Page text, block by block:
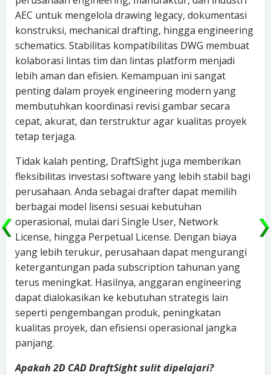
AEC untuk mengelola drawing legacy, dokumentasi
konstruksi, mechanical drafting, hingga engineering
schematics. Stabilitas kompatibilitas DWG membuat
kolaborasi lintas tim dan lintas platform menjadi
lebih aman dan efisien. Kemampuan ini sangat
penting dalam proyek engineering modern yang
membutuhkan koordinasi revisi gambar secara
cepat, akurat, dan terstruktur agar kualitas proyek
tetap terjaga.
Tidak kalah penting, DraftSight juga memberikan
fleksibilitas investasi software yang lebih stabil bagi
perusahaan. Anda sebagai drafter dapat memilih
berbagai model lisensi sesuai kebutuhan
operasional, mulai dari Single User, Network
License, hingga Perpetual License. Dengan biaya
yang lebih terukur, perusahaan dapat mengurangi
ketergantungan pada subscription tahunan yang
terus meningkat. Hasilnya, anggaran engineering
dapat dialokasikan ke kebutuhan strategis lain
seperti pengembangan produk, peningkatan
kualitas proyek, dan efisiensi operasional jangka
panjang.
Apakah 2D CAD DraftSight sulit dipelajari?